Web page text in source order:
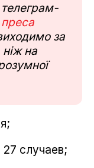
за
на
случаев;